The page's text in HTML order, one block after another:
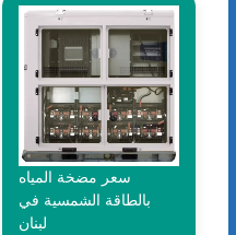
سعر مضخة المياه
بالطاقة الشمسية في
لبنان